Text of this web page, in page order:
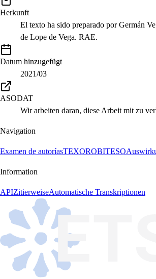
Herkunft
El texto ha sido preparado por Germán
de Lope de Vega. RAE.
Datum hinzugefügt
2021/03
ASODAT
Wir arbeiten daran, diese Arbeit mit zu
Navigation
Examen de autoríasTEXOROBITESO
Information
APIZitierweiseAutomatische Transkriptionen